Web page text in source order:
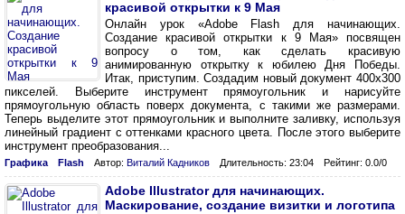
красивой открытки к 9 Мая
Онлайн урок «Adobe Flash для начинающих.
Создание красивой открытки к 9 Мая» посвящен
вопросу о том, как сделать красивую
анимированную открытку к юбилею Дня Победы.
Итак, приступим. Создадим новый документ 400x300
пикселей. Выберите инструмент прямоугольник и нарисуйте
прямоугольную область поверх документа, с такими же размерами.
Теперь выделите этот прямоугольник и выполните заливку, используя
линейный градиент с оттенками красного цвета. После этого выберите
инструмент преобразования...
Графика Flash Автор: Виталий Кадников Длительность: 23:04 Рейтинг: 0.0/0
Adobe Illustrator для начинающих.
Маскирование, создание визитки и логотипа